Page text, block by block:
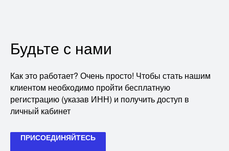
Будьте с нами
Как это работает? Очень просто! Чтобы стать нашим
клиентом необходимо пройти бесплатную
регистрацию (указав ИНН) и получить доступ в